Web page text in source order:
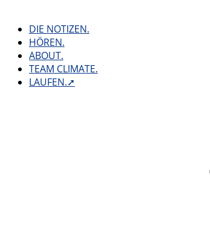
contentDIE NOTIZEN.
HÖREN.
ABOUT.
TEAM CLIMATE.
LAUFEN.➚